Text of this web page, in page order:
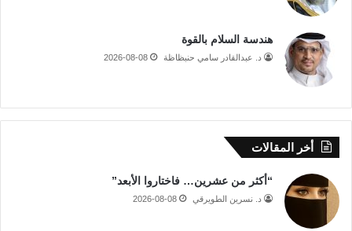
هندسة السلام بالقوة
د. عبدالقادر سامي حنبظاظة 2026-08-08
أخر المقالات
“أكثر من عشرين… فاختاروا الأبعد”
د. نسرين الطويرقي 2026-08-08